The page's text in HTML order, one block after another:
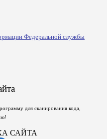
Федеральной службы
для сканирования кода,
САЙТА